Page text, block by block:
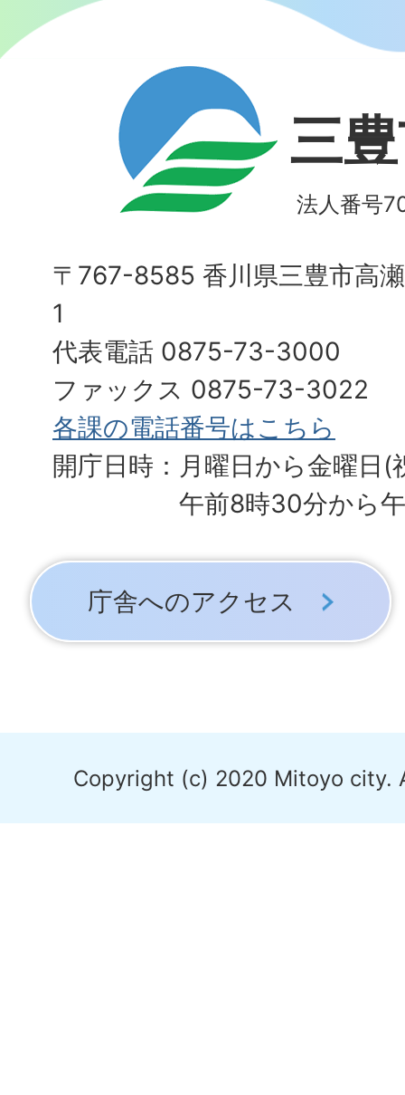
三
法人番号
〒767-8585 香川県三豊市高
1
代表電話 0875-73-3000
ファックス 0875-73-3022
各課の電話番号はこちら
開庁日時：月曜日から金曜日(
午前8時30分から
庁舎へのアクセス
Copyright (c) 2020 Mitoyo city.